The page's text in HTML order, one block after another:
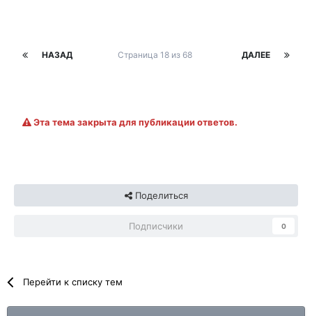
НАЗАД ДАЛЕЕ
Страница 18 из 68
Эта тема закрыта для публикации ответов.
Поделиться
Подписчики 0
Перейти к списку тем